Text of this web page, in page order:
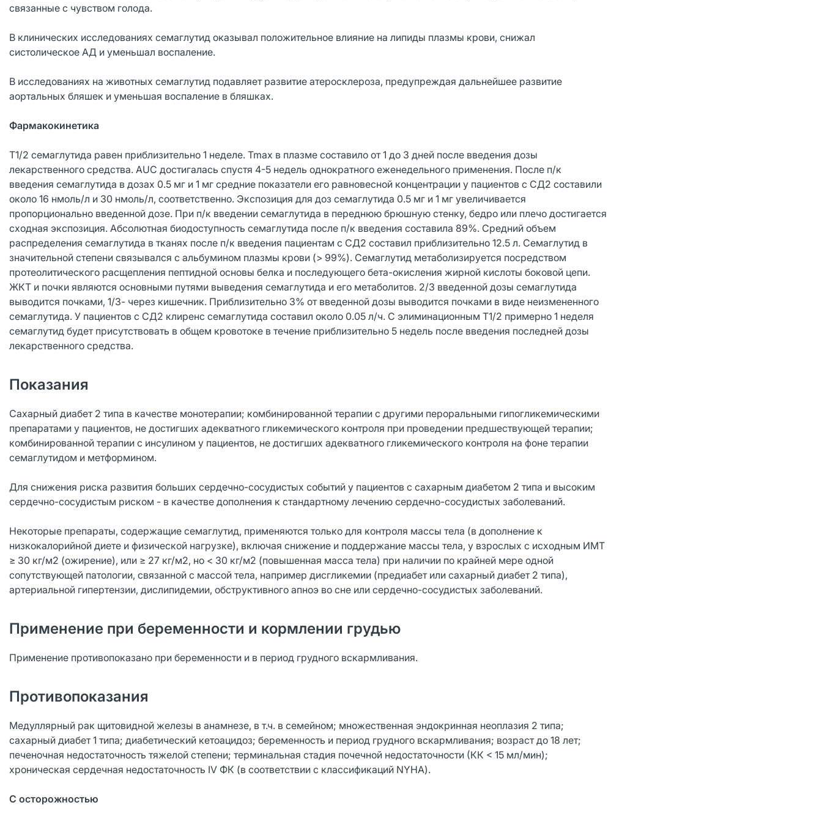
связанные с чувством голода.
В клинических исследованиях семаглутид оказывал положительное влияние на липиды плазмы крови, снижал
систолическое АД и уменьшал воспаление.
В исследованиях на животных семаглутид подавляет развитие атеросклероза, предупреждая дальнейшее развитие
аортальных бляшек и уменьшая воспаление в бляшках.
Фармакокинетика
T1/2 семаглутида равен приблизительно 1 неделе. Tmax в плазме составило от 1 до 3 дней после введения дозы
лекарственного средства. AUC достигалась спустя 4-5 недель однократного еженедельного применения. После п/к
введения семаглутида в дозах 0.5 мг и 1 мг средние показатели его равновесной концентрации у пациентов с СД2 составили
около 16 нмоль/л и 30 нмоль/л, соответственно. Экспозиция для доз семаглутида 0.5 мг и 1 мг увеличивается
пропорционально введенной дозе. При п/к введении семаглутида в переднюю брюшную стенку, бедро или плечо достигается
сходная экспозиция. Абсолютная биодоступность семаглутида после п/к введения составила 89%. Средний объем
распределения семаглутида в тканях после п/к введения пациентам с СД2 составил приблизительно 12.5 л. Семаглутид в
значительной степени связывался с альбумином плазмы крови (> 99%). Семаглутид метаболизируется посредством
протеолитического расщепления пептидной основы белка и последующего бета-окисления жирной кислоты боковой цепи.
ЖКТ и почки являются основными путями выведения семаглутида и его метаболитов. 2/3 введенной дозы семаглутида
выводится почками, 1/3- через кишечник. Приблизительно 3% от введенной дозы выводится почками в виде неизмененного
семаглутида. У пациентов с СД2 клиренс семаглутида составил около 0.05 л/ч. С элиминационным T1/2 примерно 1 неделя
семаглутид будет присутствовать в общем кровотоке в течение приблизительно 5 недель после введения последней дозы
лекарственного средства.
Показания
Сахарный диабет 2 типа в качестве монотерапии; комбинированной терапии с другими пероральными гипогликемическими
препаратами у пациентов, не достигших адекватного гликемического контроля при проведении предшествующей терапии;
комбинированной терапии с инсулином у пациентов, не достигших адекватного гликемического контроля на фоне терапии
семаглутидом и метформином.
Для снижения риска развития больших сердечно-сосудистых событий у пациентов с сахарным диабетом 2 типа и высоким
сердечно-сосудистым риском - в качестве дополнения к стандартному лечению сердечно-сосудистых заболеваний.
Некоторые препараты, содержащие семаглутид, применяются только для контроля массы тела (в дополнение к
низкокалорийной диете и физической нагрузке), включая снижение и поддержание массы тела, у взрослых с исходным ИМТ
≥ 30 кг/м2 (ожирение), или ≥ 27 кг/м2, но < 30 кг/м2 (повышенная масса тела) при наличии по крайней мере одной
сопутствующей патологии, связанной с массой тела, например дисгликемии (предиабет или сахарный диабет 2 типа),
артериальной гипертензии, дислипидемии, обструктивного апноэ во сне или сердечно-сосудистых заболеваний.
Применение при беременности и кормлении грудью
Применение противопоказано при беременности и в период грудного вскармливания.
Противопоказания
Медуллярный рак щитовидной железы в анамнезе, в т.ч. в семейном; множественная эндокринная неоплазия 2 типа;
сахарный диабет 1 типа; диабетический кетоацидоз; беременность и период грудного вскармливания; возраст до 18 лет;
печеночная недостаточность тяжелой степени; терминальная стадия почечной недостаточности (КК < 15 мл/мин);
хроническая сердечная недостаточность IV ФК (в соответствии с классификаций NYHA).
С осторожностью